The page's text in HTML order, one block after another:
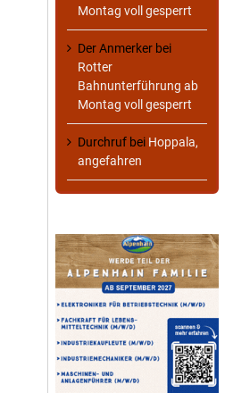
Montag voll gesperrt
Der Anmerker bei
Rotter
Bahnunterführung ab
Montag voll gesperrt
Durchruf bei Hoppala,
angefahren